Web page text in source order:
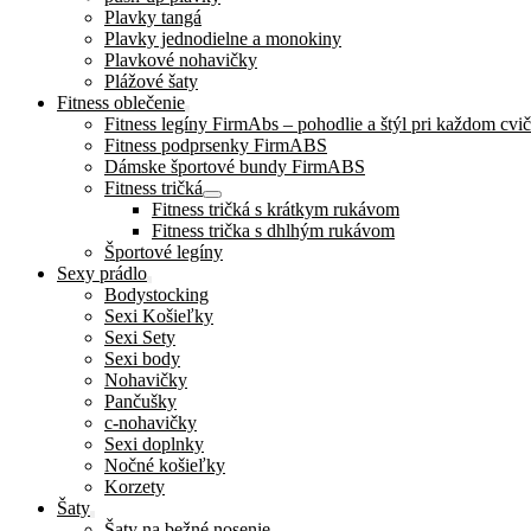
Plavky tangá
Plavky jednodielne a monokiny
Plavkové nohavičky
Plážové šaty
Fitness oblečenie
Fitness legíny FirmAbs – pohodlie a štýl pri každom
Fitness podprsenky FirmABS
Dámske športové bundy FirmABS
Fitness tričká
Fitness tričká s krátkym rukávom
Fitness trička s dhlhým rukávom
Športové legíny
Sexy prádlo
Bodystocking
Sexi Košieľky
Sexi Sety
Sexi body
Nohavičky
Pančušky
c-nohavičky
Sexi doplnky
Nočné košieľky
Korzety
Šaty